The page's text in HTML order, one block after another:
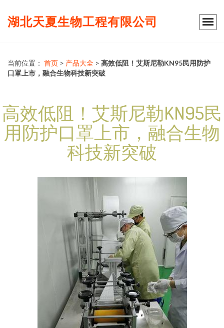
湖北天夏生物工程有限公司
当前位置： 首页 > 产品大全 > 高效低阻！艾斯尼勒KN95民用防护
口罩上市，融合生物科技新突破
高效低阻！艾斯尼勒KN95民
用防护口罩上市，融合生物
科技新突破